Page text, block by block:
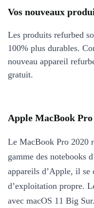
Vos nouveaux
Les produits refurbed
100% plus durables.
nouveau appareil
gratuit.
Apple MacBook
Le MacBook Pro 2020
gamme des notebooks
appareils d’Apple, il se
d’exploitation propre.
avec macOS 11 Big